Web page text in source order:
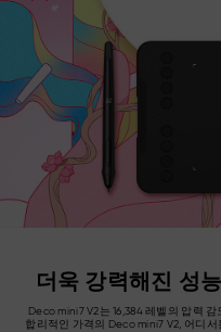
더욱 강력해진 성
Deco mini7 V2는 16,384 레벨의 압력
합리적인 가격의 Deco mini7 V2, 어디